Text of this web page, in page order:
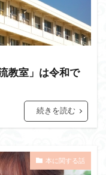
教室」は令和で
続きを読む
本に関する話